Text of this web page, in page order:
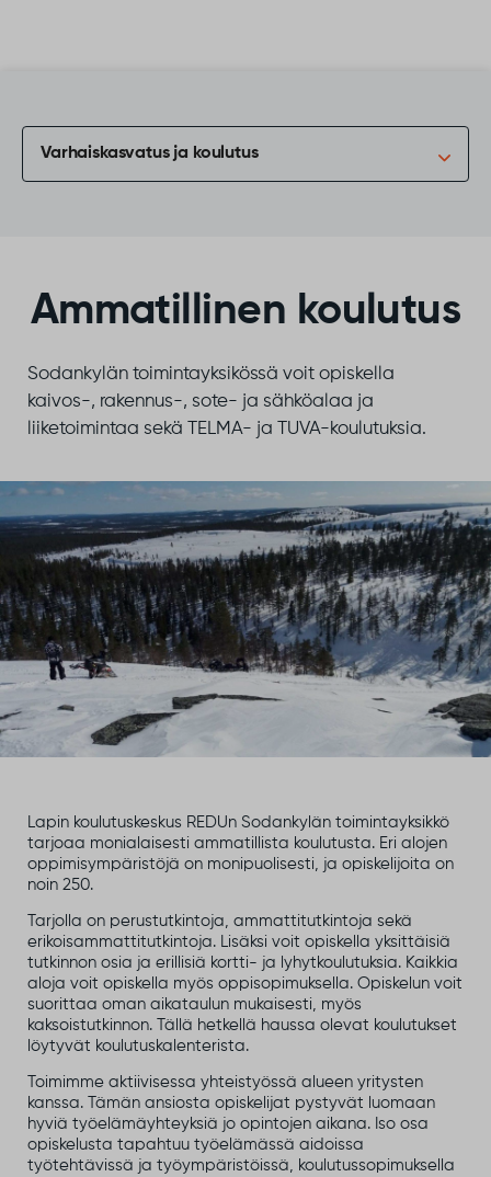
Varhaiskasvatus ja koulutus
Ammatillinen koulutus
Sodankylän toimintayksikössä voit opiskella
kaivos-, rakennus-, sote- ja sähköalaa ja
liiketoimintaa sekä TELMA- ja TUVA-koulutuksia.
Lapin koulutuskeskus REDUn Sodankylän toimintayksikkö
tarjoaa monialaisesti ammatillista koulutusta. Eri alojen
oppimisympäristöjä on monipuolisesti, ja opiskelijoita on
noin 250.
Tarjolla on perustutkintoja, ammattitutkintoja sekä
erikoisammattitutkintoja. Lisäksi voit opiskella yksittäisiä
tutkinnon osia ja erillisiä kortti- ja lyhytkoulutuksia. Kaikkia
aloja voit opiskella myös oppisopimuksella. Opiskelun voit
suorittaa oman aikataulun mukaisesti, myös
kaksoistutkinnon. Tällä hetkellä haussa olevat koulutukset
löytyvät koulutuskalenterista.
Toimimme aktiivisessa yhteistyössä alueen yritysten
kanssa. Tämän ansiosta opiskelijat pystyvät luomaan
hyviä työelämäyhteyksiä jo opintojen aikana. Iso osa
opiskelusta tapahtuu työelämässä aidoissa
työtehtävissä ja työympäristöissä, koulutussopimuksella